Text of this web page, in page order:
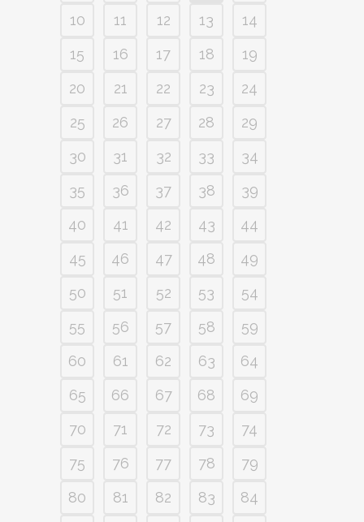
10
11 12 13
14
15
16 17 18
19
20
21 22 23
24
25
26 27 28
29
30
31 32 33
34
35
36 37 38
39
40
41 42 43
44
45
46 47 48
49
50
51 52 53
54
55
56 57 58
59
60
61 62 63
64
65
66 67 68
69
70
71 72 73
74
75
76 77 78
79
80
81 82 83
84